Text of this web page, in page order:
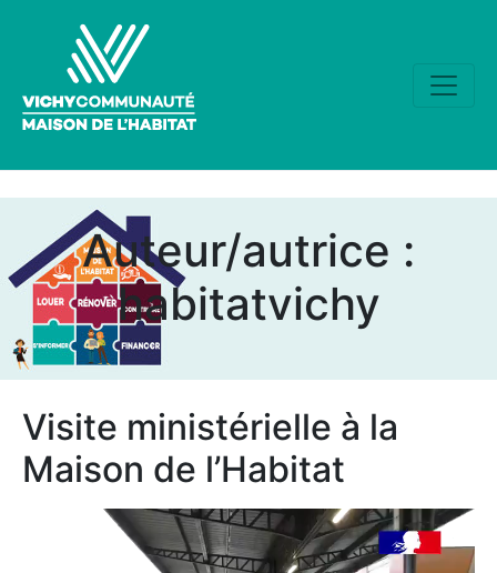
Auteur/autrice :
habitatvichy
Visite ministérielle à la
Maison de l’Habitat